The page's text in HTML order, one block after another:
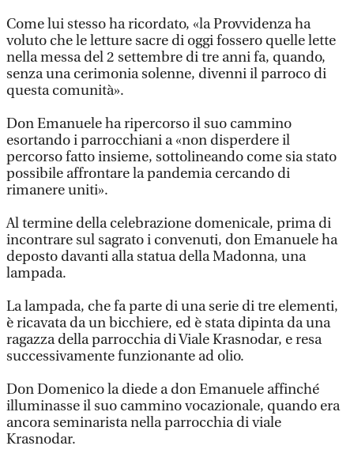
Come lui stesso ha ricordato, «la Provvidenza ha
voluto che le letture sacre di oggi fossero quelle lette
nella messa del 2 settembre di tre anni fa, quando,
senza una cerimonia solenne, divenni il parroco di
questa comunità».
Don Emanuele ha ripercorso il suo cammino
esortando i parrocchiani a «non disperdere il
percorso fatto insieme, sottolineando come sia stato
possibile affrontare la pandemia cercando di
rimanere uniti».
Al termine della celebrazione domenicale, prima di
incontrare sul sagrato i convenuti, don Emanuele ha
deposto davanti alla statua della Madonna, una
lampada.
La lampada, che fa parte di una serie di tre elementi,
è ricavata da un bicchiere, ed è stata dipinta da una
ragazza della parrocchia di Viale Krasnodar, e resa
successivamente funzionante ad olio.
Don Domenico la diede a don Emanuele affinché
illuminasse il suo cammino vocazionale, quando era
ancora seminarista nella parrocchia di viale
Krasnodar.